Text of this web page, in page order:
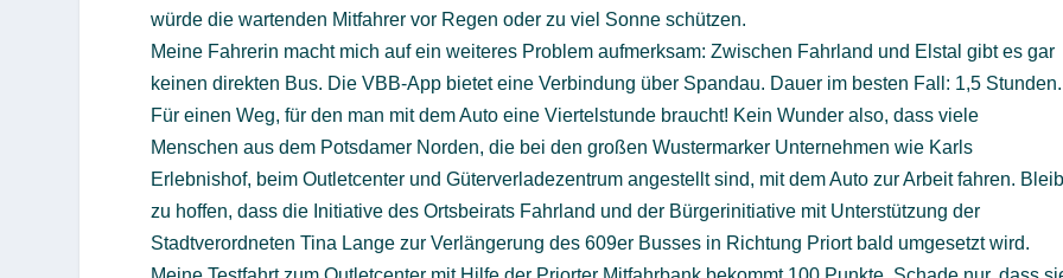
würde die wartenden Mitfahrer vor Regen oder zu viel Sonne schützen.
Meine Fahrerin macht mich auf ein weiteres Problem aufmerksam: Zwischen Fahrland und Elstal gibt es gar
keinen direkten Bus. Die VBB-App bietet eine Verbindung über Spandau. Dauer im besten Fall: 1,5 Stunden.
Für einen Weg, für den man mit dem Auto eine Viertelstunde braucht! Kein Wunder also, dass viele
Menschen aus dem Potsdamer Norden, die bei den großen Wustermarker Unternehmen wie Karls
Erlebnishof, beim Outletcenter und Güterverladezentrum angestellt sind, mit dem Auto zur Arbeit fahren.
zu hoffen, dass die Initiative des Ortsbeirats Fahrland und der Bürgerinitiative mit Unterstützung der
Stadtverordneten Tina Lange zur Verlängerung des 609er Busses in Richtung Priort bald umgesetzt wird.